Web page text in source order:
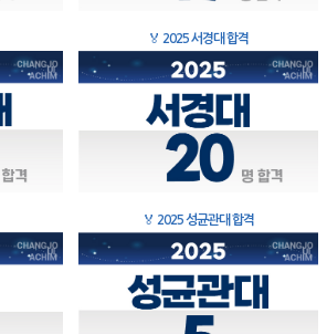
🏅 2025 서경대 합격
🏅 2025 성균관대 합격